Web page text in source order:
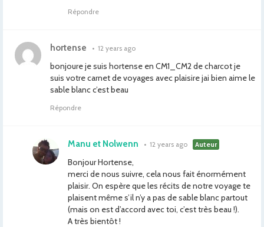
Répondre
hortense • 12 years ago
bonjoure je suis hortense en CM1_CM2 de charcot je
suis votre carnet de voyages avec plaisire jai bien aime le
sable blanc c’est beau
Répondre
Manu et Nolwenn • 12 years ago Auteur
Bonjour Hortense,
merci de nous suivre, cela nous fait énormément
plaisir. On espère que les récits de notre voyage te
plaisent même s’il n’y a pas de sable blanc partout
(mais on est d’accord avec toi, c’est très beau !).
A très bientôt !